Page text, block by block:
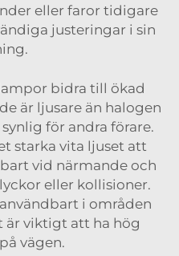
eller faror tidigare
justeringar i sin
bidra till ökad
är ljusare än halogen
för andra förare.
starka vita ljuset att
vid närmande och
eller kollisioner.
i områden
är viktigt att ha hög
vägen.